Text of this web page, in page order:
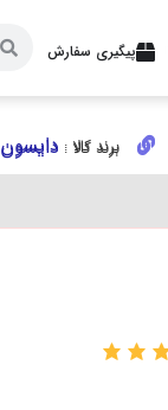
پیگیری سفارش
برند کالا : دایسون برند کالا : دایسون